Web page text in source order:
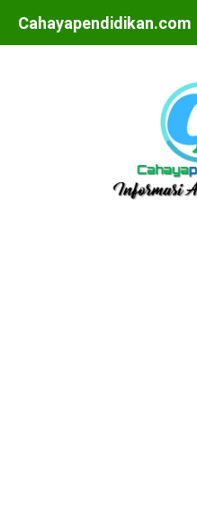
Skip
to
Cahayapendidikan.com